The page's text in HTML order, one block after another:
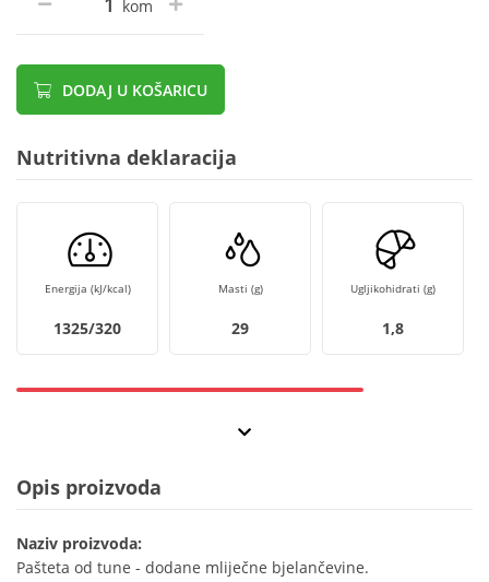
kom
DODAJ U KOŠARICU
Nutritivna deklaracija
Energija (kJ/kcal)
1325/320
Masti (g)
29
Ugljikohidrati (g)
1,8
Opis proizvoda
Naziv proizvoda:
Pašteta od tune - dodane mliječne bjelančevine.